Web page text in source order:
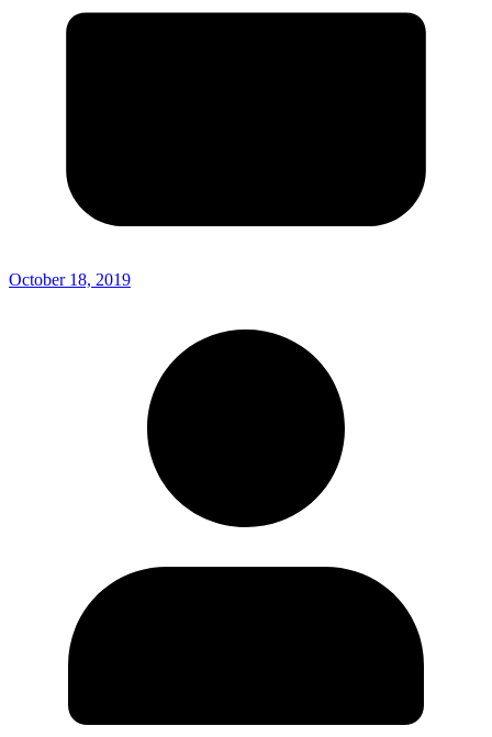
October 18, 2019